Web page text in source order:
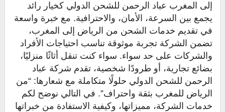
إلى المغرب عباد الرحمن للشحن الدولي كخيار رائد
يجمع بين السرعة، الأمان، والاحترافية. مع خبرة واسعة
في تقديم خدمات الشحن من الرياض إلى المغرب،
تضمن الشركة تجربة موثوقة تناسب احتياجات الأفراد
والشركات على حد سواء. سواء كنت تنقل أثاثًا منزليًا،
بضائع تجارية، أو طرودًا شخصية، تقدم شركة عباد
الرحمن للشحن الدولي حلولًا متكاملة مع شعارها: “من
الرياض للمغرب بثقة واحتراف”. في التالي نوضح لكم
خدمات الشركة، مميزاتها، وكيفية الاستفادة من خبراتها